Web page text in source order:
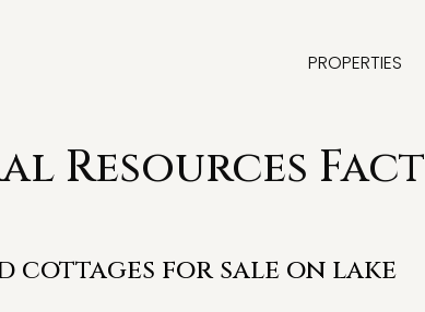
PROPERTIES
Resources
cottages for sale on lake